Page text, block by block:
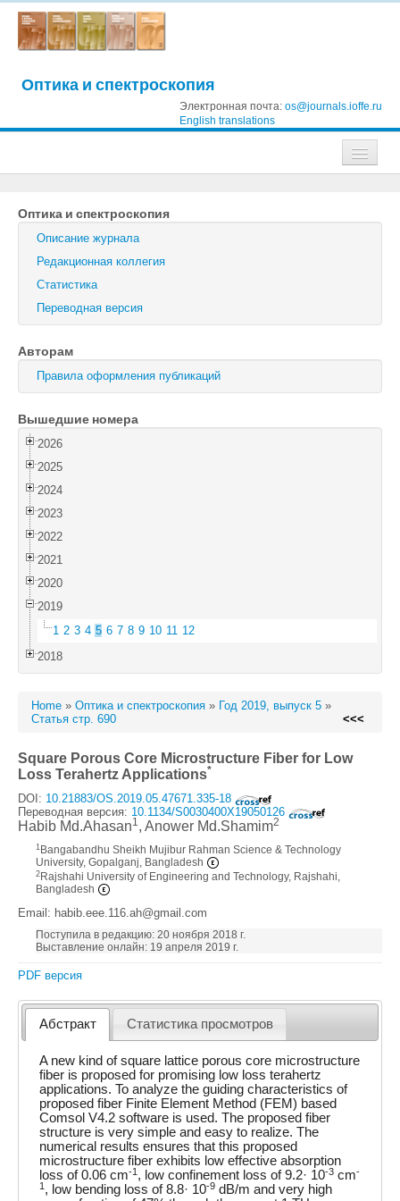
Оптика и спектроскопия
Электронная почта: os@journals.ioffe.ru
English translations
Журнал технической физики
Письма в Журнал технической физики
Физика твердого тела
Физика и техника полупроводников
Оптика и спектроскопия
Поиск
Войти
Оптика и спектроскопия
Описание журнала
Редакционная коллегия
Статистика
Переводная версия
Авторам
Правила оформления публикаций
Вышедшие номера
2026
2025
2024
2023
2022
2021
2020
2019
1 2 3 4 5 6 7 8 9 10 11 12
2018
Home » Оптика и спектроскопия » Год 2019, выпуск 5 »
Статья стр. 690
<<<
Square Porous Core Microstructure Fiber for Low
Loss Terahertz Applications*
DOI: 10.21883/OS.2019.05.47671.335-18
Переводная версия: 10.1134/S0030400X19050126
Habib Md.Ahasan1, Anower Md.Shamim2
1 Bangabandhu Sheikh Mujibur Rahman Science & Technology
University, Gopalganj, Bangladesh
2 Rajshahi University of Engineering and Technology, Rajshahi,
Bangladesh
Email: habib.eee.116.ah@gmail.com
Поступила в редакцию: 20 ноября 2018 г.
Выставление онлайн: 19 апреля 2019 г.
PDF версия
Абстракт Статистика просмотров
A new kind of square lattice porous core microstructure
fiber is proposed for promising low loss terahertz
applications. To analyze the guiding characteristics of
proposed fiber Finite Element Method (FEM) based
Comsol V4.2 software is used. The proposed fiber
structure is very simple and easy to realize. The
numerical results ensures that this proposed
microstructure fiber exhibits low effective absorption
loss of 0.06 cm-1 , low confinement loss of 9.2· 10-3 cm-
1 , low bending loss of 8.8· 10-9 dB/m and very high